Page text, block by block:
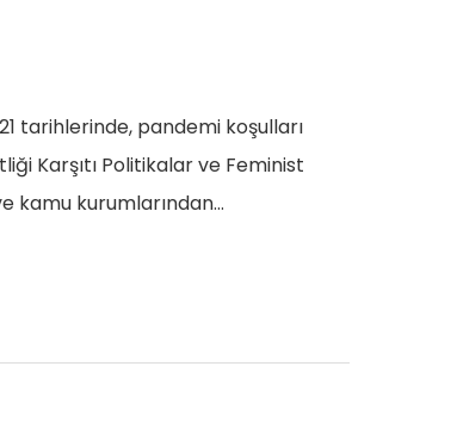
tarihlerinde, pandemi koşulları
Karşıtı Politikalar ve Feminist
kamu kurumlarından…